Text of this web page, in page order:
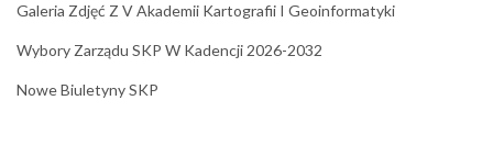
Galeria Zdjęć Z V Akademii Kartografii I Geoinformatyki
Wybory Zarządu SKP W Kadencji 2026-2032
Nowe Biuletyny SKP